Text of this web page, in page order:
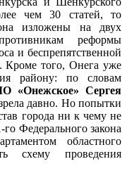
чем 30 статей, то
изложены на двух
реформы
и беспрепятственной
Кроме того, Онега уже
району: по словам
«Онежское» Сергея
давно. Но попытки
города ни к чему не
Федерального закона
областного
схему проведения